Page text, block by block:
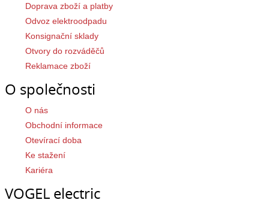
Doprava zboží a platby
Odvoz elektroodpadu
Konsignační sklady
Otvory do rozváděčů
Reklamace zboží
O společnosti
O nás
Obchodní informace
Otevírací doba
Ke stažení
Kariéra
VOGEL electric